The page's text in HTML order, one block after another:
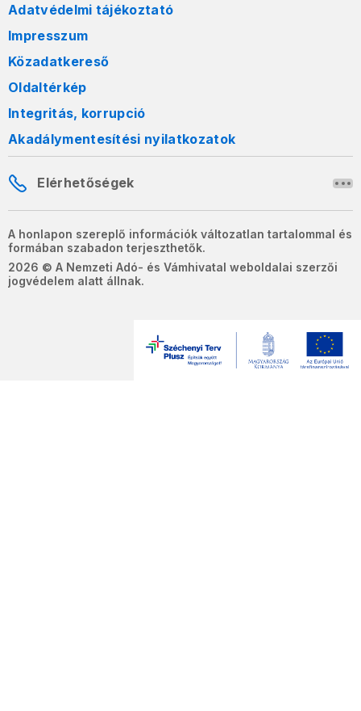
Adatvédelmi tájékoztató
Impresszum
Közadatkereső
Oldaltérkép
Integritás, korrupció
Akadálymentesítési nyilatkozatok
Elérhetőségek
A honlapon szereplő információk változatlan tartalommal és
formában szabadon terjeszthetők.
2026 © A Nemzeti Adó- és Vámhivatal weboldalai szerzői
jogvédelem alatt állnak.